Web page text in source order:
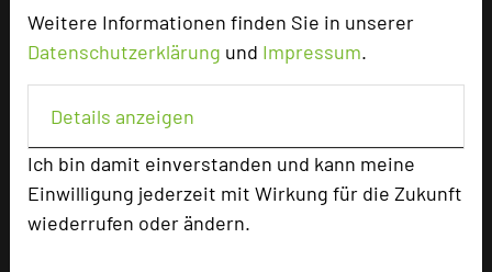
Weitere Informationen finden Sie in unserer
Datenschutzerklärung und Impressum.
Details anzeigen
Ich bin damit einverstanden und kann meine
Einwilligung jederzeit mit Wirkung für die Zukunft
wiederrufen oder ändern.
Tagungsplaner
Tagungsleiter
Tagungsteilnehmer
Hotel bewerten